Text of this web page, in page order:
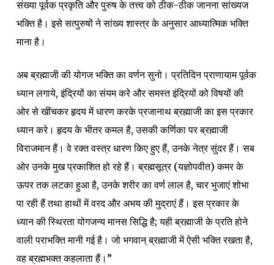
संख्या पूर्वक प्रकृति और पुरुष के तत्त्व को ठीक-ठीक जानना सांख्यज
भक्ति है। इसे सत्पुरुषों ने सांख्य शास्त्र के अनुसार आध्यात्मिक भक्ति
माना है।
अब ब्रह्माजी की योगज भक्ति का वर्णन सुनो। प्रतिदिन प्राणायाम पूर्वक
ध्यान लगाये, इंद्रियों का संयम करे और समस्त इंद्रियों को विषयों की
ओर से खींचकर हृदय में धारण करके प्रजानाथ ब्रह्माजी का इस प्रकार
ध्यान करे। हृदय के भीतर कमल है, उसकी कर्णिका पर ब्रह्माजी
विराजमान हैं। वे रक्त वस्त्र धारण किए हुए हैं, उनके नेत्र सुंदर हैं। सब
ओर उनके मुख प्रकाशित हो रहे हैं। ब्रह्मसूत्र (यज्ञोपवीत) कमर के
ऊपर तक लटका हुआ है, उनके शरीर का वर्ण लाल है, चार भुजाएं शोभा
पा रही हैं तथा हाथों में वरद और अभय की मुद्राएं हैं। इस प्रकार के
ध्यान की स्थिरता योगजन्य मानस सिद्धि है; यही ब्रह्माजी के प्रति होने
वाली पराभक्ति मानी गई है। जो भगवान् ब्रह्माजी में ऐसी भक्ति रखता है,
वह ब्रह्मभक्त कहलाता हैं।”